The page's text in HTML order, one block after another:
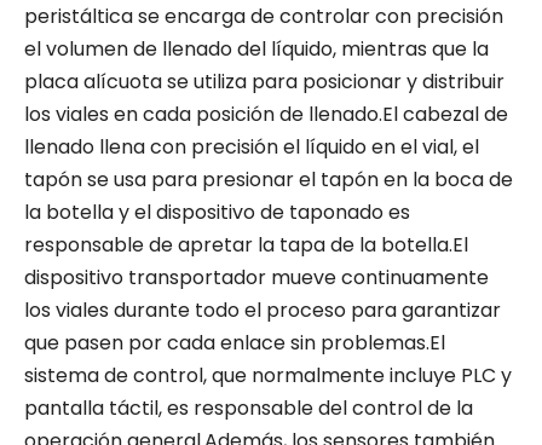
peristáltica se encarga de controlar con precisión
el volumen de llenado del líquido, mientras que la
placa alícuota se utiliza para posicionar y distribuir
los viales en cada posición de llenado.El cabezal de
llenado llena con precisión el líquido en el vial, el
tapón se usa para presionar el tapón en la boca de
la botella y el dispositivo de taponado es
responsable de apretar la tapa de la botella.El
dispositivo transportador mueve continuamente
los viales durante todo el proceso para garantizar
que pasen por cada enlace sin problemas.El
sistema de control, que normalmente incluye PLC y
pantalla táctil, es responsable del control de la